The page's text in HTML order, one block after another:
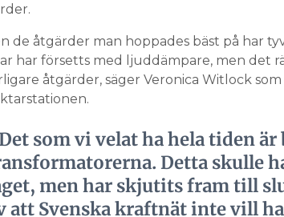
de åtgärder man hoppades bäst på har
har försetts med ljuddämpare, men det
åtgärder, säger Veronica Witlock
som vi velat ha hela tiden
Detta skulle
men har skjutits fram till
att Svenska kraftnät inte vill